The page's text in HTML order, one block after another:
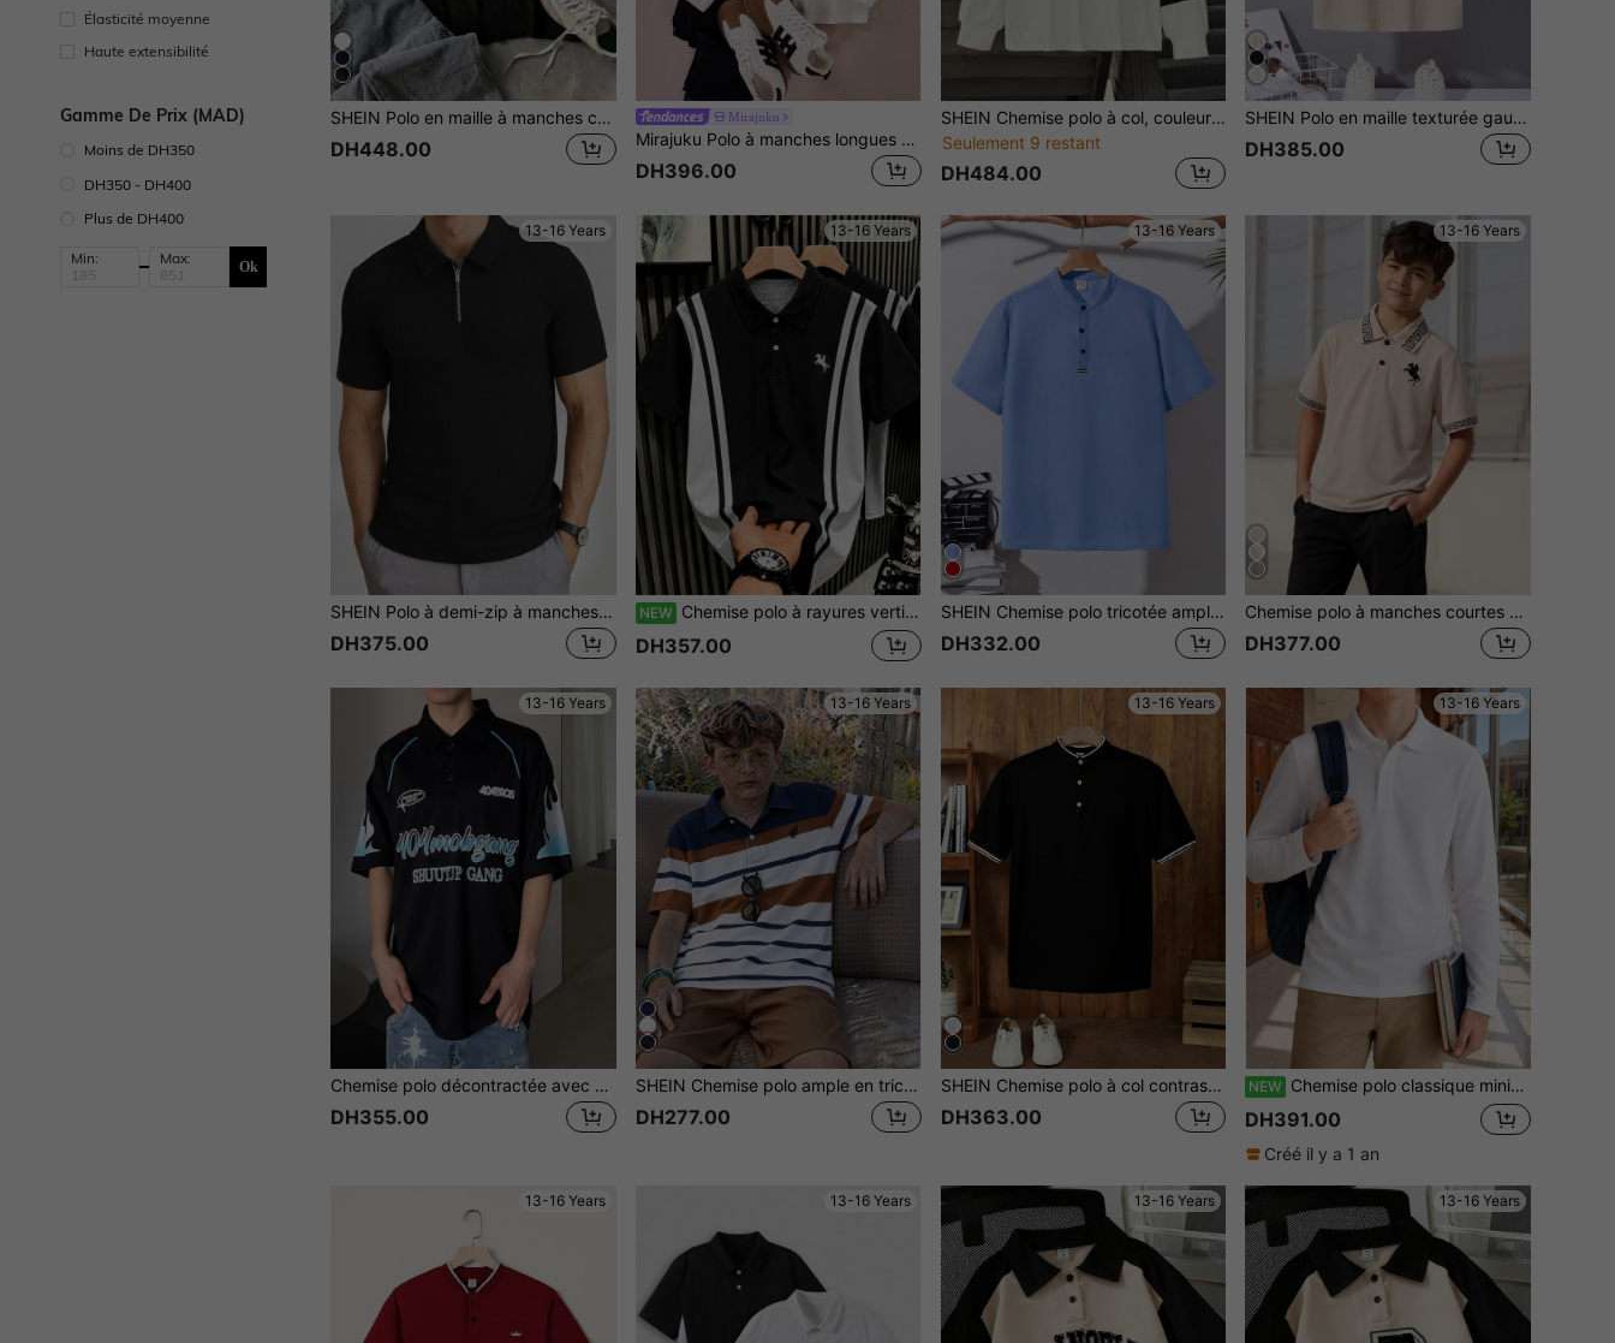
Élasticité moyenne
Haute extensibilité
Gamme De Prix (MAD)
Moins de DH350
DH350 - DH400
Plus de DH400
Min: Max: Ok
SHEIN Polo en maille à manches courtes texturé, style décontracté de rue polyvalent et confortable pour adolescents garçons, convient pour les trajets, l'école, le quotidien décontracté, les vacances, les voyages, les sports, les saisons printemps et été
DH448.00
Mirajuku
Mirajuku Polo à manches longues décontracté et sport pour ado, patchwork chic pour l'automne/hiver
DH396.00
SHEIN Chemise polo à col, couleur unie confortable avec imprimé texte universitaire de contraste, style jeune urbain. Convient pour le trajet, l'école, le quotidien, les vacances, les sports, le printemps et l'été
Seulement 9 restant
DH484.00
SHEIN Polo en maille texturée gaufre de couleur unie pour adolescents garçons, décontracté et confortable, adapté pour le printemps et l'été
DH385.00
13-16 Years
SHEIN Polo à demi-zip à manches courtes décontracté pour adolescent, style streetwear sportif punk rock scolaire, adapté pour le printemps/été, noir
DH375.00
13-16 Years
NEW Chemise polo à rayures verticales noir & blanc pour adolescents, coupe slim, flatteur, broderie de petit cheval, col rabattu, manches courtes
DH357.00
13-16 Years
SHEIN Chemise polo tricotée ample à rayures et colorblocking pour adolescents garçons
DH332.00
13-16 Years
Chemise polo à manches courtes polyvalente et décontractée pour usage quotidien avec imprimé chevalier pour adolescent
DH377.00
13-16 Years
Chemise polo décontractée avec col rabattu et impression de numéros pour adolescents
DH355.00
13-16 Years
SHEIN Chemise polo ample en tricot rayée & à blocs de couleurs décontractée pour adolescents garçons,Adolescent garçon
DH277.00
13-16 Years
SHEIN Chemise polo à col contrasté noire pour adolescents, décontractée, confortable, , polyvalente, en tissu doux, convenant pour le port quotidien, l'école, les sorties, les activités extérieures
DH363.00
13-16 Years
NEW Chemise polo classique minimaliste blanche pure à manches longues avec col, unisexe pour adolescents, convient pour la rentrée scolaire, le port quotidien décontracté, s'accorde avec divers vêtements d'extérieur
DH391.00
Créé il y a 1 an
13-16 Years 13-16 Years 13-16 Years 13-16 Years